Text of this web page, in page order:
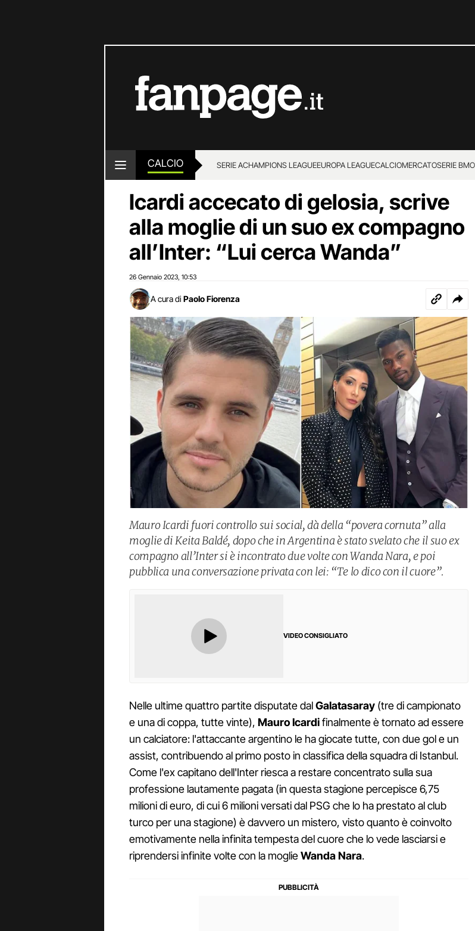
CALCIO SERIE ACHAMPIONS LEAGUEEUROPA LEAGUECALCIOMERCATOSERIE B
Icardi accecato di gelosia, scrive
alla moglie di un suo ex compagno
all’Inter: “Lui cerca Wanda”
26 Gennaio 2023 10:53
A cura di Paolo Fiorenza
Mauro Icardi fuori controllo sui social, dà della “povera cornuta” alla
moglie di Keita Baldé, dopo che in Argentina è stato svelato che il suo ex
compagno all’Inter si è incontrato due volte con Wanda Nara, e poi
pubblica una conversazione privata con lei: “Te lo dico con il cuore”.
VIDEO CONSIGLIATO
Nelle ultime quattro partite disputate dalGalatasaray (tre di campionato
e una di coppa, tutte vinte), Mauro Icardifinalmente è tornato ad essere
un calciatore: l'attaccante argentino le ha giocate tutte, con due gol e un
assist, contribuendo al primo posto in classifica della squadra di Istanbul.
Come l'ex capitano dell'Inter riesca a restare concentrato sulla sua
professione lautamente pagata (in questa stagione percepisce 6,75
milioni di euro, di cui 6 milioni versati dal PSG che lo ha prestato al club
turco per una stagione) è davvero un mistero, visto quanto è coinvolto
emotivamente nella infinita tempesta del cuore che lo vede lasciarsi e
riprendersi infinite volte con la moglieWanda Nara.